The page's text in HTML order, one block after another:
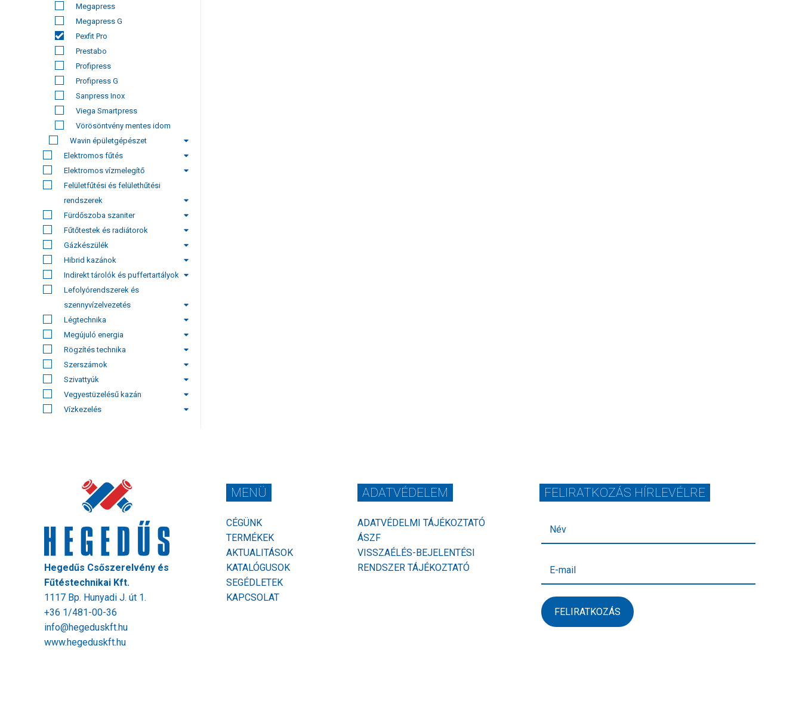
Megapress
Megapress G
Pexfit Pro
Prestabo
Profipress
Profipress G
Sanpress Inox
Viega Smartpress
Vörösöntvény mentes idom
Wavin épületgépészet
Elektromos fűtés
Elektromos vízmelegítő
Felületfűtési és felülethűtési
rendszerek
Fürdőszoba szaniter
Fűtőtestek és radiátorok
Gázkészülék
Hibrid kazánok
Indirekt tárolók és puffertartályok
Lefolyórendszerek és
szennyvízelvezetés
Légtechnika
Megújuló energia
Rögzítés technika
Szerszámok
Szivattyúk
Vegyestüzelésű kazán
Vízkezelés
Hegedűs Csőszerelvény és
Fűtéstechnikai Kft.
1117 Bp. Hunyadi J. út 1.
+36 1/481-00-36
info@hegeduskft.hu
www.hegeduskft.hu
MENÜ
CÉGÜNK
TERMÉKEK
AKTUALITÁSOK
KATALÓGUSOK
SEGÉDLETEK
KAPCSOLAT
ADATVÉDELEM
ADATVÉDELMI TÁJÉKOZTATÓ
ÁSZF
VISSZAÉLÉS-BEJELENTÉSI
RENDSZER TÁJÉKOZTATÓ
FELIRATKOZÁS HÍRLEVÉLRE
FELIRATKOZÁS